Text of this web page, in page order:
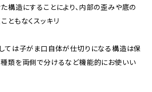
構造にすることにより、内部の歪みや底の
ともなくスッキリ
ては子がま口自体が仕切りになる構造は保
種類を両側で分けるなど機能的にお使いい